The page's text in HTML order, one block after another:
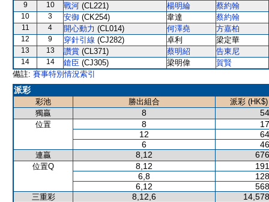
9 10 戰河 (CL221) 楊明綸 蔡約翰
10 3 安御 (CK254) 韋達 蔡約翰
11 4 開心動力 (CL014) 何澤堯 方嘉柏
12 9 穿針引線 (CJ282) 卓利 梁定華
13 13 讚賞 (CL371) 蔡明紹 告東尼
14 14 鎗臣 (CJ305) 梁明偉
賀賢
備註: 賽事特別情況索引
派彩
彩池 勝出組合
派彩 (HK$)
獨贏
8
位置 8
12
6
連贏 8,12
位置Q 8,12
6,8
6,12
三重彩 8,12,6